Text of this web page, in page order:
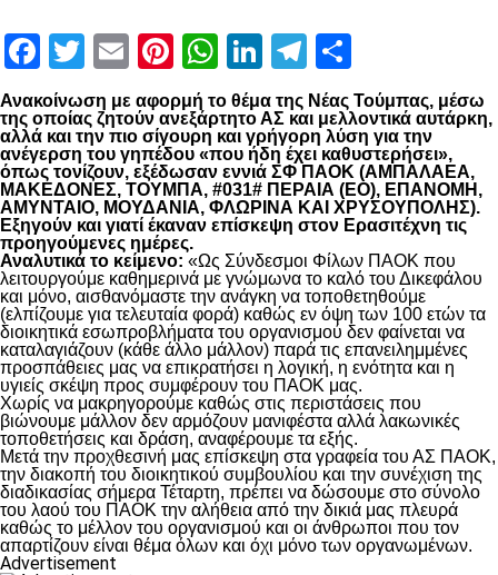
Facebook
Twitter
EmailPinterest
WhatsApp
LinkedIn
Telegram
Ανακοίνωση με αφορμή το θέμα της Νέας Τούμπας, μέσω
της οποίας ζητούν ανεξάρτητο ΑΣ και μελλοντικά αυτάρκη,
αλλά και την πιο σίγουρη και γρήγορη λύση για την
ανέγερση του γηπέδου «που ήδη έχει καθυστερήσει»,
όπως τονίζουν, εξέδωσαν εννιά ΣΦ ΠΑΟΚ (ΑΜΠΑΛΑΕΑ,
ΜΑΚΕΔΟΝΕΣ, ΤΟΥΜΠΑ, #031# ΠΕΡΑΙΑ (ΕΟ), ΕΠΑΝΟΜΗ,
ΑΜΥΝΤΑΙΟ, ΜΟΥΔΑΝΙΑ, ΦΛΩΡΙΝΑ ΚΑΙ ΧΡΥΣΟΥΠΟΛΗΣ).
Εξηγούν και γιατί έκαναν επίσκεψη στον Ερασιτέχνη τις
προηγούμενες ημέρες.
Αναλυτικά το κείμενο: «Ως Σύνδεσμοι Φίλων ΠΑΟΚ που
λειτουργούμε καθημερινά με γνώμωνα το καλό του Δικεφάλου
και μόνο, αισθανόμαστε την ανάγκη να τοποθετηθούμε
(ελπίζουμε για τελευταία φορά) καθώς εν όψη των 100 ετών τα
διοικητικά εσωπροβλήματα του οργανισμού δεν φαίνεται να
καταλαγιάζουν (κάθε άλλο μάλλον) παρά τις επανειλημμένες
προσπάθειες μας να επικρατήσει η λογική, η ενότητα και η
υγιείς σκέψη προς συμφέρουν του ΠΑΟΚ μας.
Χωρίς να μακρηγορούμε καθώς στις περιστάσεις που
βιώνουμε μάλλον δεν αρμόζουν μανιφέστα αλλά λακωνικές
τοποθετήσεις και δράση, αναφέρουμε τα εξής.
Μετά την προχθεσινή μας επίσκεψη στα γραφεία του ΑΣ ΠΑΟΚ,
την διακοπή του διοικητικού συμβουλίου και την συνέχιση της
διαδικασίας σήμερα Τέταρτη, πρέπει να δώσουμε στο σύνολο
του λαού του ΠΑΟΚ την αλήθεια από την δικιά μας πλευρά
καθώς το μέλλον του οργανισμού και οι άνθρωποι που τον
απαρτίζουν είναι θέμα όλων και όχι μόνο των οργανωμένων.
Advertisement